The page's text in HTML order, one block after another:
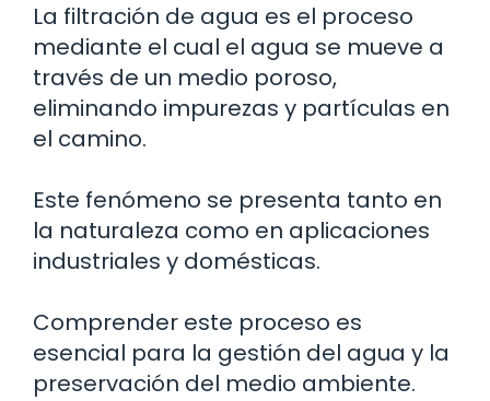
La filtración de agua es el proceso
mediante el cual el agua se mueve a
través de un medio poroso,
eliminando impurezas y partículas en
el camino.
Este fenómeno se presenta tanto en
la naturaleza como en aplicaciones
industriales y domésticas.
Comprender este proceso es
esencial para la gestión del agua y la
preservación del medio ambiente.